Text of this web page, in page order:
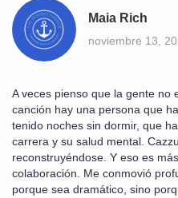
Maia Rich
noviembre 13,
A veces pienso que la gente no
canción hay una persona que
tenido noches sin dormir, que
carrera y su salud mental.
reconstruyéndose. Y eso es
colaboración. Me conmovió
porque sea dramático, sino